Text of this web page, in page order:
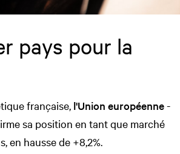
pays pour la
française, l'Union européenne-
sa position en tant que marché
en hausse de +8,2%.